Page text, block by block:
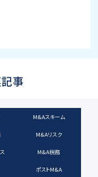
事
M&Aスキーム
M&Aリスク
M&A税務
ポストM&A